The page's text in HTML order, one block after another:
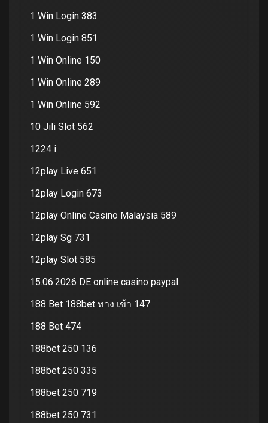
1 Win Login 383
1 Win Login 851
1 Win Online 150
1 Win Online 289
1 Win Online 592
10 Jili Slot 562
1224 i
12play Live 651
12play Login 673
12play Online Casino Malaysia 589
12play Sg 731
12play Slot 585
15.06.2026 DE online casino paypal
188 Bet 188bet ทาง เข้า 147
188 Bet 474
188bet 250 136
188bet 250 335
188bet 250 719
188bet 250 731